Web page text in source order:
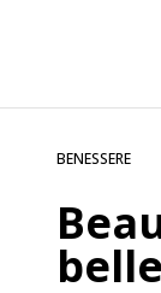
BENESSERE